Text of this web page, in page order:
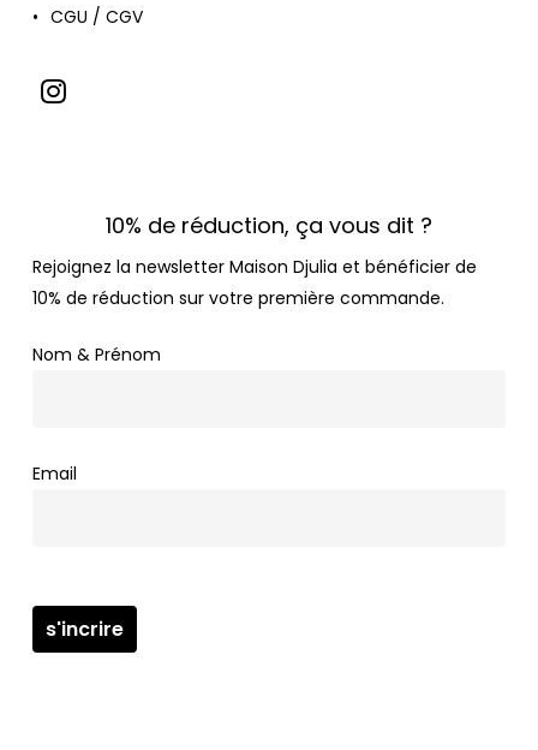
CGU / CGV
10% de réduction, ça vous dit ?
Rejoignez la newsletter Maison Djulia et bénéficier de
10% de réduction sur votre première commande.
Nom & Prénom
Email